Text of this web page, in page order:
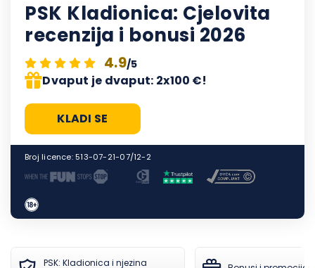
PSK Kladionica: Cjelovita
recenzija i bonusi 2026
4.9/5
Dvaput je dvaput: 2x100 €!
KLADI SE
Broj licence: 513-07-21-07/12-2
PSK: Kladionica i njezina